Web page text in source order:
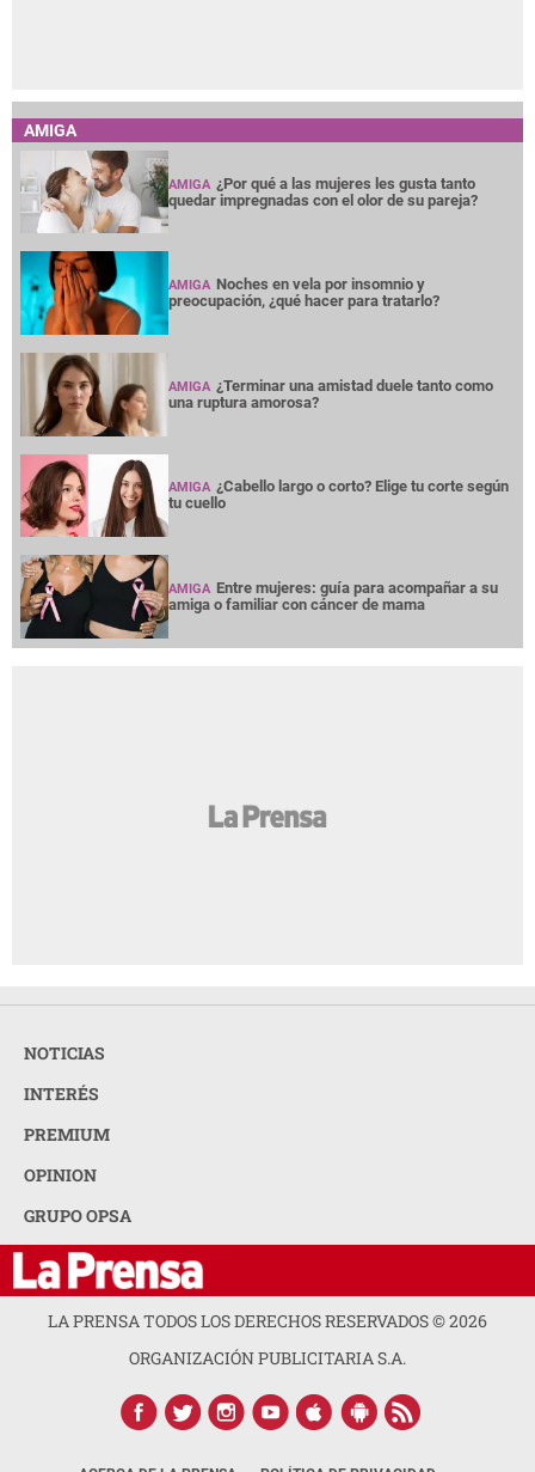
AMIGA
AMIGA ¿Por qué a las mujeres les gusta tanto
quedar impregnadas con el olor de su pareja?
AMIGA Noches en vela por insomnio y
preocupación, ¿qué hacer para tratarlo?
AMIGA ¿Terminar una amistad duele tanto como
una ruptura amorosa?
AMIGA ¿Cabello largo o corto? Elige tu corte según
tu cuello
AMIGA Entre mujeres: guía para acompañar a su
amiga o familiar con cáncer de mama
NOTICIAS
INTERÉS
PREMIUM
OPINION
GRUPO OPSA
LA PRENSA TODOS LOS DERECHOS RESERVADOS ©2026
ORGANIZACIÓN PUBLICITARIA S.A.